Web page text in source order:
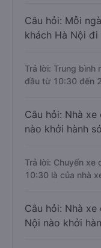
Câu hỏi: Mỗi
khách Hà Nội đi
Trả lời: Trung bình
đầu từ 10:30 đến
Câu hỏi: Nhà
nào khởi hành
Trả lời: Chuyến xe
10:30 là của nhà
Câu hỏi: Nhà
Nội nào khởi